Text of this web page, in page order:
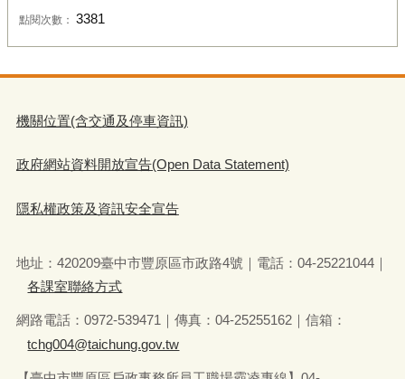
點閱次數： 3381
機關位置(含交通及停車資訊)
政府網站資料開放宣告(Open Data Statement)
隱私權政策及資訊安全宣告
地址：420209臺中市豐原區市政路4號｜電話：04-25221044｜
各課室聯絡方式
網路電話：0972-539471｜傳真：04-25255162｜信箱：
tchg004@taichung.gov.tw